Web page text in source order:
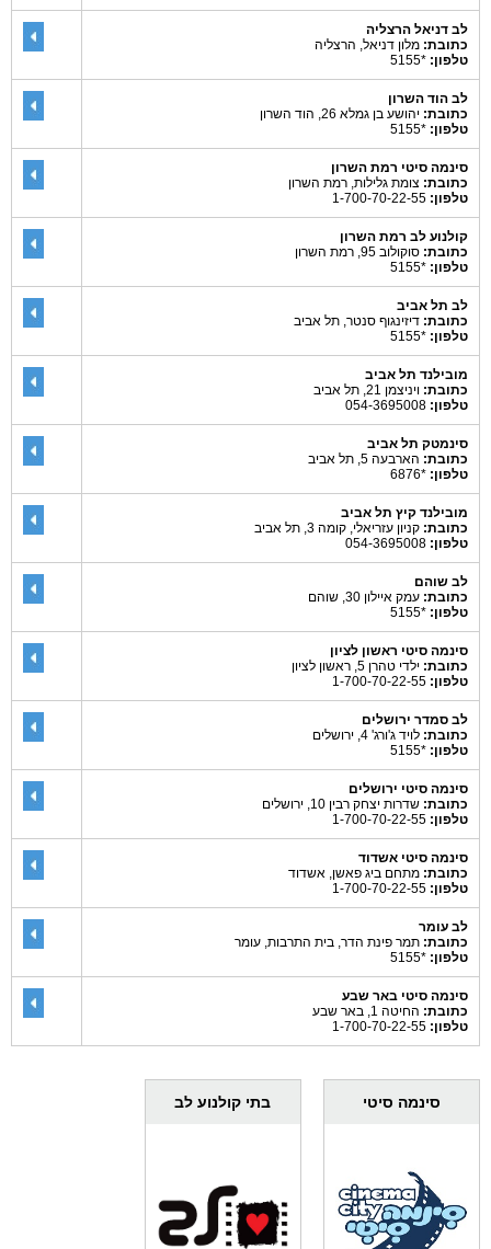
לב דניאל הרצליה
כתובת: מלון דניאל, הרצליה
טלפון: *5155
לב הוד השרון
כתובת: יהושע בן גמלא 26, הוד השרון
טלפון: *5155
סינמה סיטי רמת השרון
כתובת: צומת גלילות, רמת השרון
טלפון:
קולנוע לב רמת השרון
כתובת: סוקולוב 95, רמת השרון
טלפון: *5155
לב תל אביב
כתובת: דיזינגוף סנטר, תל אביב
טלפון: *5155
מובילנד תל אביב
כתובת: ויניצמן 21, תל אביב
טלפון:
סינמטק תל אביב
כתובת: הארבעה 5, תל אביב
טלפון: *6876
מובילנד קיץ תל אביב
כתובת: קניון עזריאלי, קומה 3, תל אביב
טלפון:
לב שוהם
כתובת: עמק איילון 30, שוהם
טלפון: *5155
סינמה סיטי ראשון לציון
כתובת: ילדי טהרן 5, ראשון לציון
טלפון:
לב סמדר ירושלים
כתובת: לויד ג'ורג' 4, ירושלים
טלפון: *5155
סינמה סיטי ירושלים
כתובת: שדרות יצחק רבין 10, ירושלים
טלפון:
סינמה סיטי אשדוד
כתובת: מתחם ביג פאשן, אשדוד
טלפון:
לב עומר
כתובת: תמר פינת הדר, בית התרבות, עומר
טלפון: *5155
סינמה סיטי באר שבע
כתובת: החיטה 1, באר שבע
טלפון:
סינמה סיטי בתי קולנוע לב